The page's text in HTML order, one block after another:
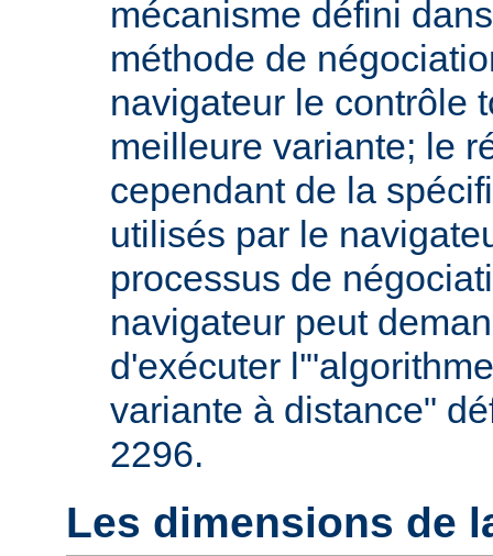
mécanisme défini
méthode de
navigateur le contrôle
meilleure variante; le
cependant de la
utilisés par le
processus de
navigateur peut
d'exécuter
variante à distance"
2296.
Les dimensions de